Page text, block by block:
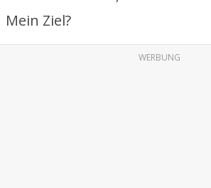
Mein Ziel?
WERBUNG